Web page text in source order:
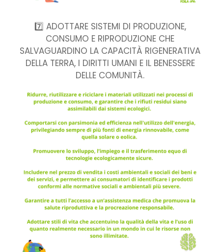
7️⃣ ADOTTARE SISTEMI DI PRODUZIONE,
CONSUMO E RIPRODUZIONE CHE
SALVAGUARDINO LA CAPACITÀ RIGENERATIVA
DELLA TERRA, I DIRITTI UMANI E IL BENESSERE
DELLE COMUNITÀ.